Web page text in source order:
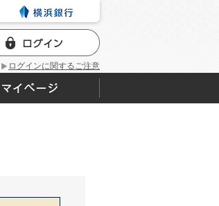
ログインに関するご注意